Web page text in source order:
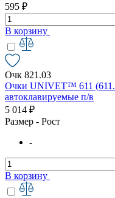
595 ₽
В корзину
Очк 821.03
Очки UNIVET™ 611
автоклавируемые п/в
5 014 ₽
Размер - Рост
-
В корзину